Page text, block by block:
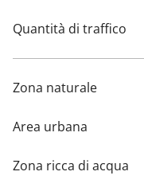
Quantità di traffico
Zona naturale
Area urbana
Zona ricca di acqua